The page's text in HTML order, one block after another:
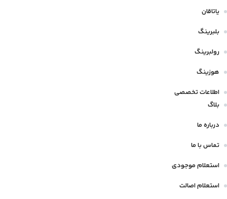
یاتاقان
بلبرینگ
رولبرینگ
هوزینگ
اطلاعات تخصصی
بلاگ
درباره ما
تماس با ما
استعلام موجودی
استعلام اصالت